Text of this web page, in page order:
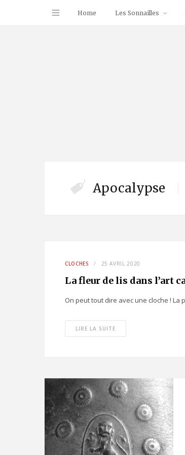
Home Les Sonnailles
Apocalypse
CLOCHES 25 AVRIL 2020
La fleur de lis dans l’art
On peut tout dire avec une cloche ! La
LIRE LA SUITE